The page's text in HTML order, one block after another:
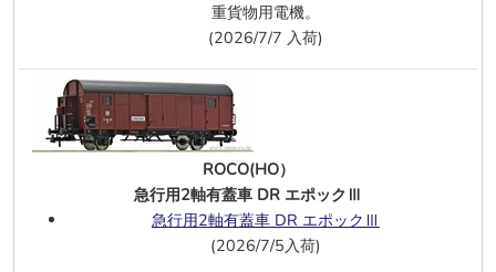
193 718-4 MRCE エポックⅥ
T3000e 2連接ポケットワゴン DB AG
フライシュマン(N)
92.5-10 (92 739) DB エポックⅢーⅣ
グリーンマックス(N)
京王1000系 (レインボーラッピング・
自動運転対応車) 5両M付
東急1000系(きになる電車) 3両
重貨物用電機。
(2026/7/7 入荷)
ROCO(HO）
急行用2軸有蓋車 DR エポックⅢ
急行用2軸有蓋車 DR エポックⅢ
(2026/7/5入荷)